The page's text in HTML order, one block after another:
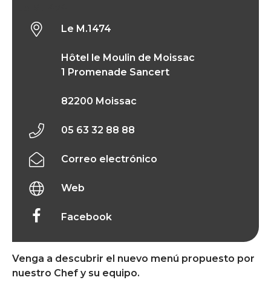
Venga a descubrir el nuevo menú propuesto por
nuestro Chef y su equipo.
Le M.1474
Hôtel le Moulin de Moissac
1 Promenade Sancert
82200 Moissac
05 63 32 88 88
Correo electrónico
Web
Facebook